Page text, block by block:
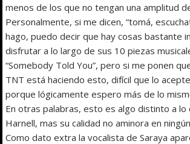
menos de los que no tengan una amplitud
Personalmente, si me dicen, “tomá,
hago, puedo decir que hay cosas bastante
disfrutar a lo largo de sus 10 piezas
“Somebody Told You”, pero si me ponen
TNT está haciendo esto, difícil que lo
porque lógicamente espero más de lo
En otras palabras, esto es algo distinto a lo
Harnell, mas su calidad no aminora en
Como dato extra la vocalista de Saraya